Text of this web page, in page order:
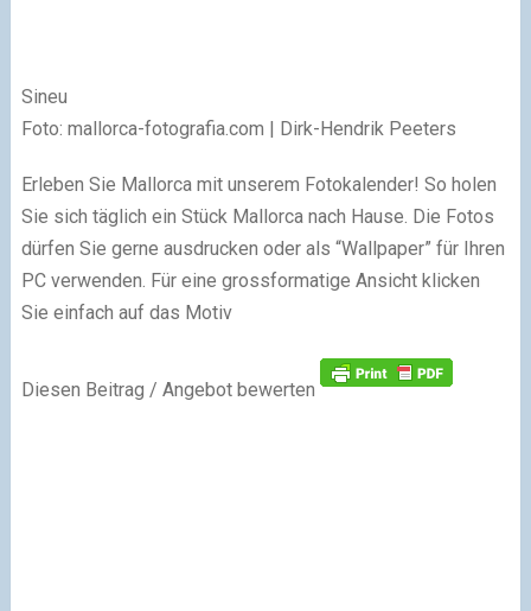
Sineu
Foto: mallorca-fotografia.com | Dirk-Hendrik Peeters
Erleben Sie Mallorca mit unserem Fotokalender! So holen
Sie sich täglich ein Stück Mallorca nach Hause. Die Fotos
dürfen Sie gerne ausdrucken oder als “Wallpaper” für Ihren
PC verwenden. Für eine grossformatige Ansicht klicken
Sie einfach auf das Motiv
Diesen Beitrag / Angebot bewerten